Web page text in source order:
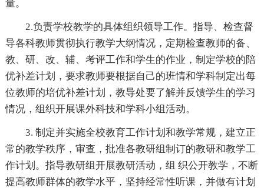
量。
2.负责学校教学的具体组织领导工作。指导、检查督
导各科教师贯彻执行教学大纲情况，定期检查教师的备、
教、研、改、辅、考评工作和学生的作业，制定学校的陪
优补差计划，要求教师要根据自己的班情和学科制定出每
位教师的培优补差计划，教导处要了解并反馈学生的学习
情况，组织开展课外科技和学科小组活动。
3. 制定并实施全校教育工作计划和教学常规，建立正
常的教学秩序，审查，批准各教研组制订的教研和教学工
作计划。指导教研组开展教研活动，组 织公开教学，不断
提高教师群体的教学水平，坚持经常性听课，并做有计划